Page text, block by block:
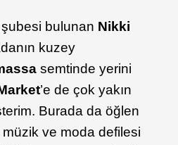
bulunan Nikki
kuzey
semtinde yerini
’e de çok yakın
Burada da öğlen
ve moda defilesi